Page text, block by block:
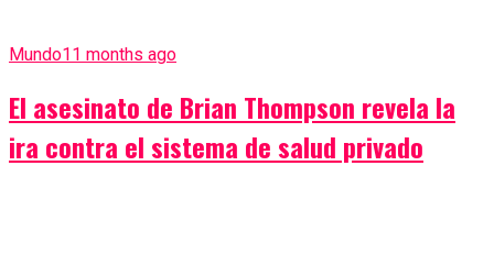
Mundo11 months ago
El asesinato de Brian Thompson revela la
ira contra el sistema de salud privado